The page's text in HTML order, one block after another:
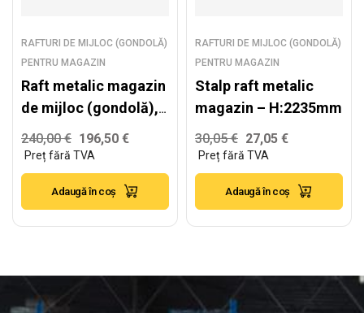
RAFTURI DE MIJLOC (GONDOLĂ)
PENTRU MAGAZIN
Raft metalic magazin
de mijloc (gondolă),
alb – H:2235mm x
L:1250mm x B:500mm
+ 4x400mm
240,00€ 196,50 €
Adaugă în coș
RAFTURI DE MIJLOC (GONDOLĂ)
PENTRU MAGAZIN
Stalp raft metalic
magazin – H:2235mm
30,05€ 27,05 €
Adaugă în coș